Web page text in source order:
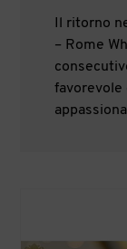
Il ritorno
– Rome
favorevole